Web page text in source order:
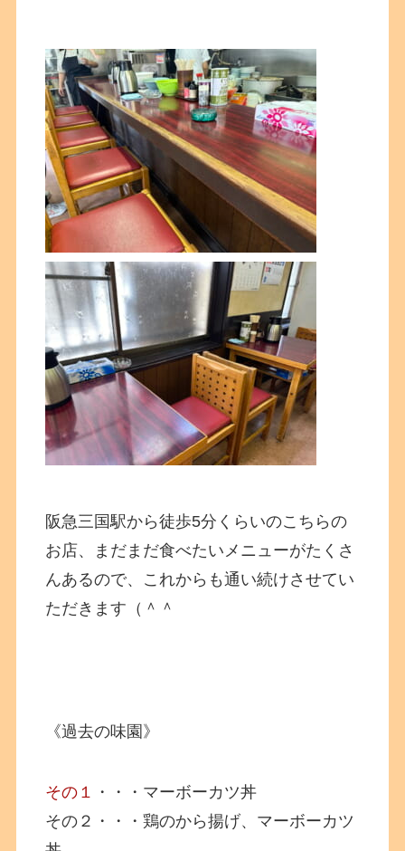
阪急三国駅から徒歩5分くらいのこちらの
お店、まだまだ食べたいメニューがたくさ
んあるので、これからも通い続けさせてい
ただきます（＾＾
《過去の味園》
その１ ・・・マーボーカツ丼
その２・・・鶏のから揚げ、マーボーカツ